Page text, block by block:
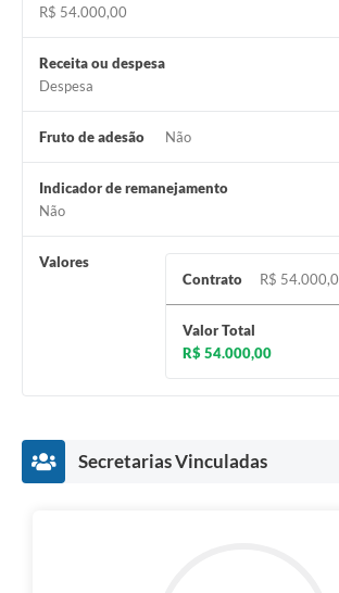
R$ 54.000,00
Receita ou despesa
Despesa
Fruto de adesão Não
Indicador de remanejamento
Não
Valores
Contrato
R$
Valor Total
R$ 54.000,00
Secretarias Vinculadas